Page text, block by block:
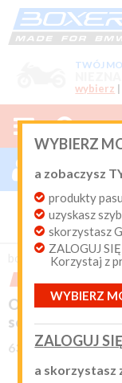
TWÓJ
wybierz |
WYBIERZ
a zobaczysz
produkty
uzyskasz
skorzystasz
ZALOGUJ
Korzystaj z
WYBIERZ
ZALOGUJ
a skorzystasz
 
 Nowy klient
Login:
Hasło:
Produkty
BMW. Program
lat on-line
boxer-parts /
OSTATNIA 1
soczewkowy
63-12810